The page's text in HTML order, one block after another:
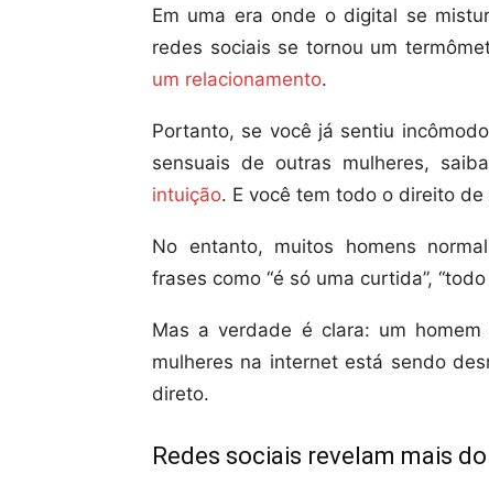
Em uma era onde o digital se
redes sociais se tornou um
um relacionamento.
Portanto, se você já sentiu
sensuais de outras mulheres,
intuição. E você tem todo o direito de
No entanto, muitos homens
frases como “é só uma curtida”,
Mas a verdade é clara: um
mulheres na internet está sendo
direto.
Redes sociais revelam mais